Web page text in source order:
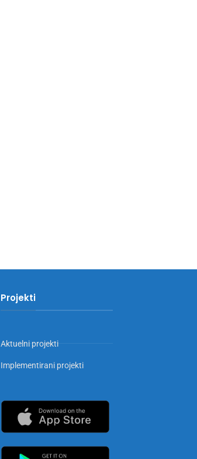
Projekti
Aktuelni projekti
Implementirani projekti